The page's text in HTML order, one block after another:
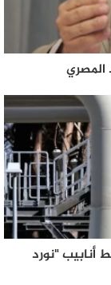
المصري
"نورد